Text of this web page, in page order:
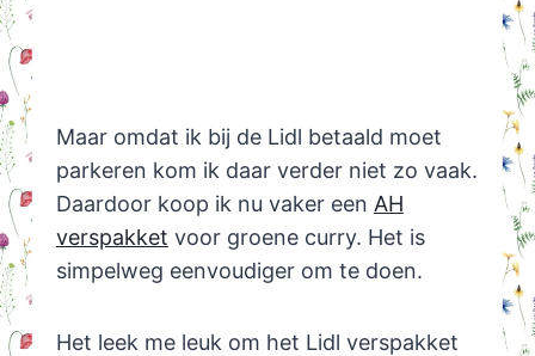
Maar omdat ik bij de Lidl betaald moet
parkeren kom ik daar verder niet zo vaak.
Daardoor koop ik nu vaker een AH
verspakket voor groene curry. Het is
simpelweg eenvoudiger om te doen.
Het leek me leuk om het Lidl verspakket